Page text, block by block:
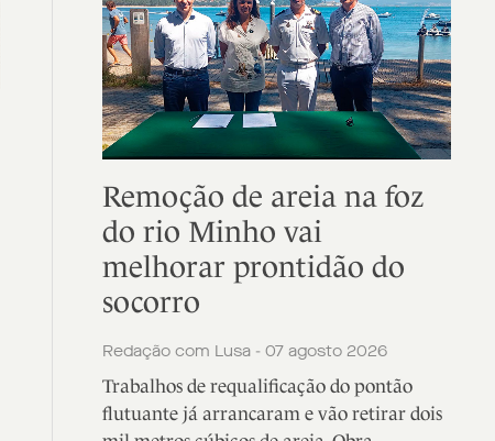
Remoção de areia na foz
do rio Minho vai
melhorar prontidão do
socorro
Redação com Lusa - 07 agosto 2026
Trabalhos de requalificação do pontão
flutuante já arrancaram e vão retirar dois